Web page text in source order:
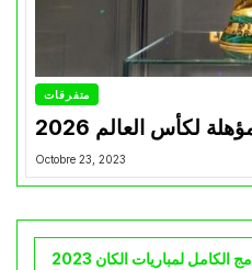
متفرقات
لكأس العالم 2026
Octobre 23, 2023
الكامل لمباريات الكان 2023